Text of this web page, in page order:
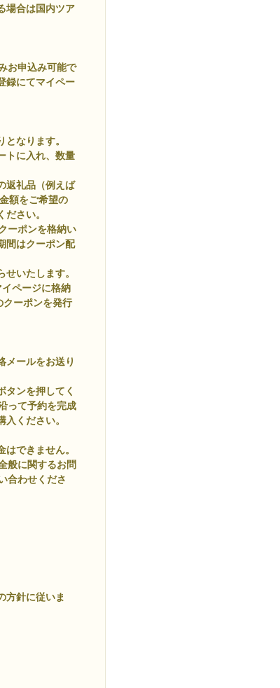
場合は国内ツア
お申込み可能で
録にてマイペー
なります。
トに入れ、数量
返礼品（例えば
額をご希望の
さい。
ーポンを格納い
間はクーポン配
いたします。
ページに格納
クーポンを発行
メールをお送り
タンを押してく
って予約を完成
ください。
できません。
般に関するお問
合わせくださ
方針に従いま